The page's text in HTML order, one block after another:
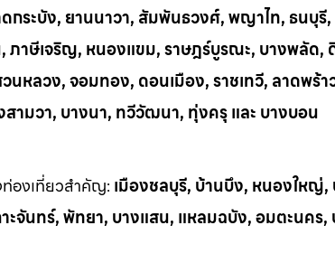
กระบัง, ยานนาวา, สัมพันธวงศ์, พญาไท, ธนบุ
าษีเจริญ, หนองแขม, ราษฎร์บูรณะ, บางพลัด,
นหลวง, จอมทอง, ดอนเมือง, ราชเทวี, ลาดพร้
ามวา, บางนา, ทวีวัฒนา, ทุ่งครุ และ บางบอน
องเที่ยวสำคัญ: เมืองชลบุรี, บ้านบึง, หนองใหญ่,
จันทร์, พัทยา, บางแสน, แหลมฉบัง, อมตะนคร,